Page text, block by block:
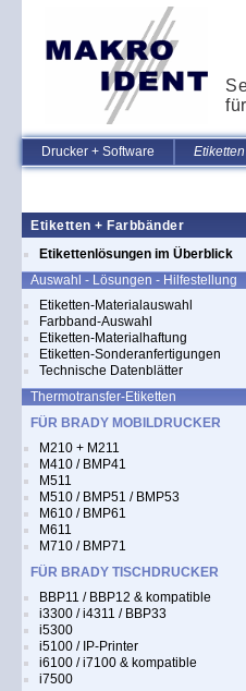
Drucker + Software
Etiketten + Farbbänder
Etikettenlösungen im Überblick
Auswahl - Lösungen - Hilfestellung
Etiketten-Materialauswahl
Farbband-Auswahl
Etiketten-Materialhaftung
Etiketten-Sonderanfertigungen
Technische Datenblätter
Thermotransfer-Etiketten
FÜR BRADY MOBILDRUCKER
M210 + M211
M410 / BMP41
M511
M510 / BMP51 / BMP53
M610 / BMP61
M611
M710 / BMP71
FÜR BRADY TISCHDRUCKER
BBP11 / BBP12 & kompatible
i3300 / i4311 / BBP33
i5300
i5100 / IP-Printer
i6100 / i7100 & kompatible
i7500